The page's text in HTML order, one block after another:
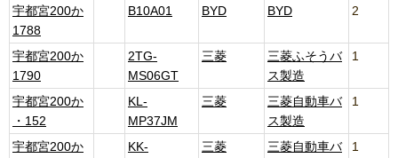
宇都宮200か
1788
B10A01 BYD BYD 2
宇都宮200か
1790
2TG-
MS06GT
三菱
三菱ふそうバ
ス製造
1
宇都宮200か
・152
KL-
MP37JM
三菱
三菱自動車バ
ス製造
1
宇都宮200か
KK-
三菱
三菱自動車バ
1